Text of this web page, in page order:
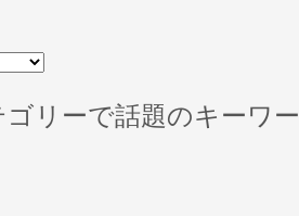
リーで話題のキーワ